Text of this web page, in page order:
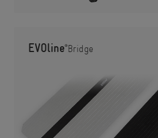
EVOline® Bridge